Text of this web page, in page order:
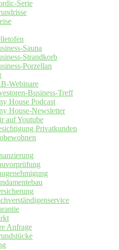
Serie
Sauna
Strandkorb
Porzellan
Webinare
Business-Treff
House Podcast
House-Newsletter
auf Youtube
Privatkunden
Anfrage